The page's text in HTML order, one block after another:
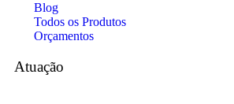
Blog
Todos os Produtos
Orçamentos
Atuação